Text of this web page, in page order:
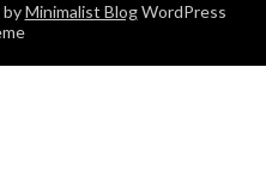
byMinimalist BlogWordPress